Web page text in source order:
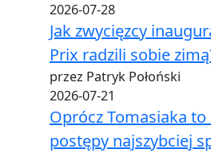
2026-07-28
Jak zwycięzcy
Prix radzili sobie
przez Patryk Połoński
2026-07-21
Oprócz Tomasiaka
postępy najszybciej